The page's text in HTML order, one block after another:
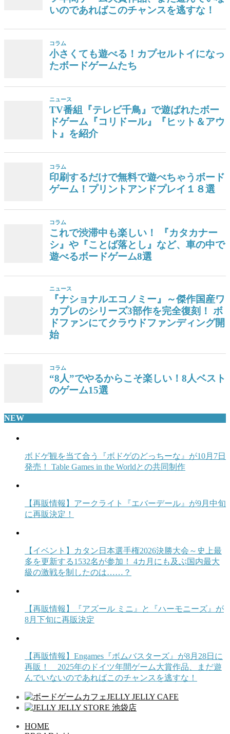
NEW
ボドゲ観を当て合う『ボドゲのどっちーな』が10月7日
発売！ Table Games in the Worldとの共同制作
【再販情報】アークライト『エバーデール』が9月中旬
に再販決定！
【イベント】カタン日本選手権2026決勝大会～史上最
多を更新する1532名が参加！ 4カ月にも及ぶ国内最大
級の激戦を制したのは……？
【再販情報】『アズール ミニ』と『ハーモニーズ』が
8月下旬に再販決定
【再販情報】Engames『ボムバスターズ』が8月28日に
再販！ 2025年のドイツ年間ゲーム大賞作品、まだ遊
んでいないのであればこのチャンスを逃すな！
HOME